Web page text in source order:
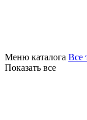
Меню каталога Все
Показать все